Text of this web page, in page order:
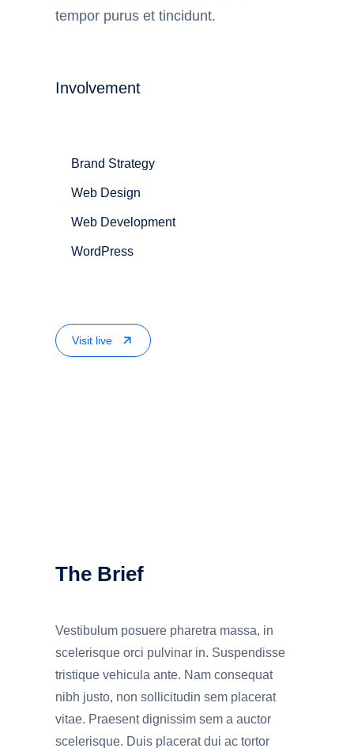
tempor purus et tincidunt.
Involvement
Brand Strategy
Web Design
Web Development
WordPress
Visit live
The Brief
Vestibulum posuere pharetra massa, in
scelerisque orci pulvinar in. Suspendisse
tristique vehicula ante. Nam consequat
nibh justo, non sollicitudin sem placerat
vitae. Praesent dignissim sem a auctor
scelerisque. Duis placerat dui ac tortor